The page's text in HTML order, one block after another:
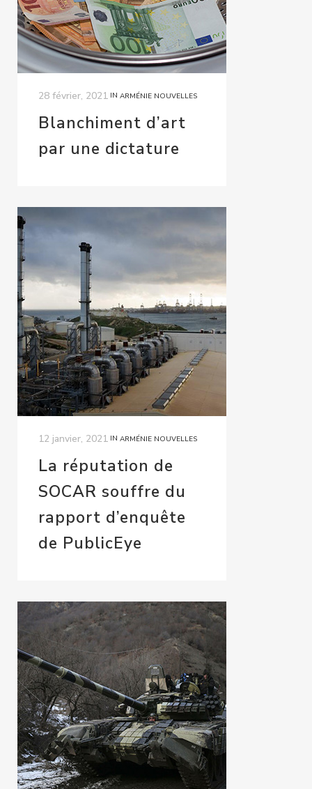
28 février, 2021 IN ARMÉNIE NOUVELLES
Blanchiment d’art
par une dictature
12 janvier, 2021 IN ARMÉNIE NOUVELLES
La réputation de
SOCAR souffre du
rapport d’enquête
de PublicEye